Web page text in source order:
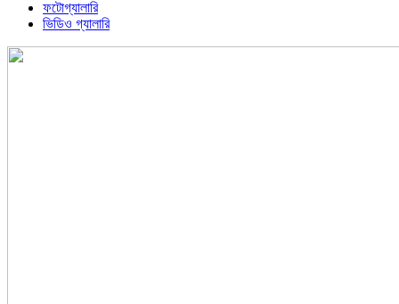
ফটোগ্যালারি
ভিডিও গ্যালারি